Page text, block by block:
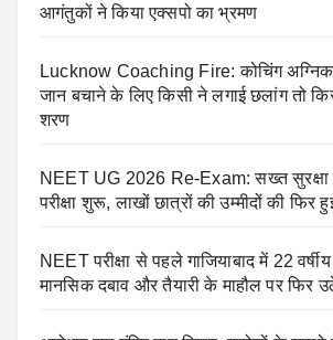
आगंतुकों ने किया एक्सपो का भ्रमण
Lucknow Coaching Fire: कोचिंग
जान बचाने के लिए किसी ने लगाई छलांग तो
शरण
NEET UG 2026 Re-Exam: सख्त सुरक्षा
परीक्षा शुरू, लाखों छात्रों की उम्मीदों की फिर हुई
NEET परीक्षा से पहले गाजियाबाद में 22
मानसिक दबाव और तैयारी के माहौल पर फिर